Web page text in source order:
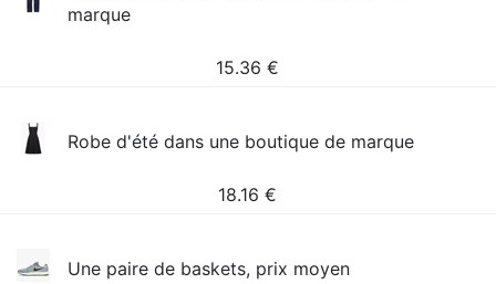
marque
15.36 €
Robe d'été dans une boutique de marque
18.16 €
Une paire de baskets, prix moyen